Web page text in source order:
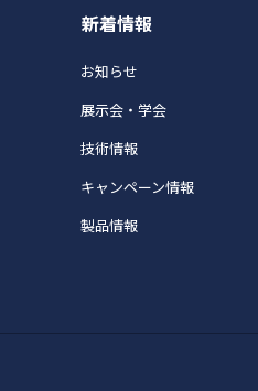
新着情報
お知らせ
展示会・学会
技術情報
キャンペーン情報
製品情報